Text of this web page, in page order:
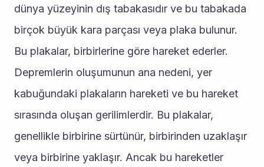
dünya yüzeyinin dış tabakasıdır ve bu tabakada
birçok büyük kara parçası veya plaka bulunur.
Bu plakalar, birbirlerine göre hareket ederler.
Depremlerin oluşumunun ana nedeni, yer
kabuğundaki plakaların hareketi ve bu hareket
sırasında oluşan gerilimlerdir. Bu plakalar,
genellikle birbirine sürtünür, birbirinden uzaklaşır
veya birbirine yaklaşır. Ancak bu hareketler